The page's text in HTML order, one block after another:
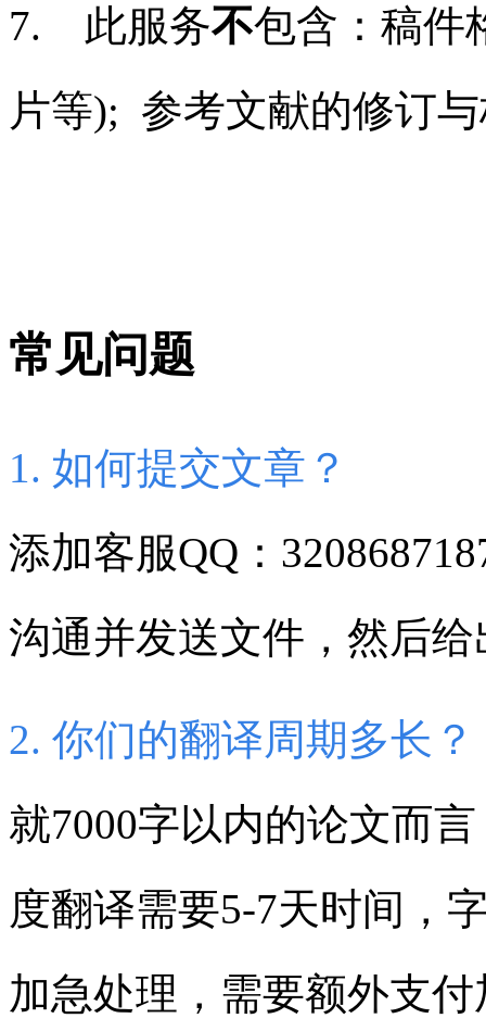
7. 此服务不包含： 稿件
片等); 参考文献的修订
常见问题
1. 如何提交文章？
添加客服QQ：
沟通并发送文件，然后
2. 你们的翻译周期多长？
就7000字以内的论文而
度翻译需要5-7天时间，
加急处理，需要额外支